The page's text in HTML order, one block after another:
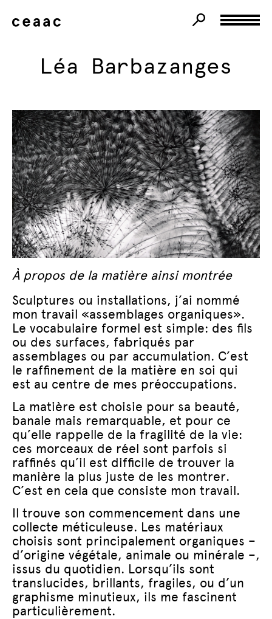
Léa Barbazanges
À propos de la matière ainsi montrée
Sculptures ou installations, j’ai nommé
mon travail «assemblages organiques».
Le vocabulaire formel est simple: des fils
ou des surfaces, fabriqués par
assemblages ou par accumulation. C’est
le raffinement de la matière en soi qui
est au centre de mes préoccupations.
La matière est choisie pour sa beauté,
banale mais remarquable, et pour ce
qu’elle rappelle de la fragilité de la vie:
ces morceaux de réel sont parfois si
raffinés qu’il est difficile de trouver la
manière la plus juste de les montrer.
C’est en cela que consiste mon travail.
Il trouve son commencement dans une
collecte méticuleuse. Les matériaux
choisis sont principalement organiques –
d’origine végétale, animale ou minérale –,
issus du quotidien. Lorsqu’ils sont
translucides, brillants, fragiles, ou d’un
graphisme minutieux, ils me fascinent
particulièrement.